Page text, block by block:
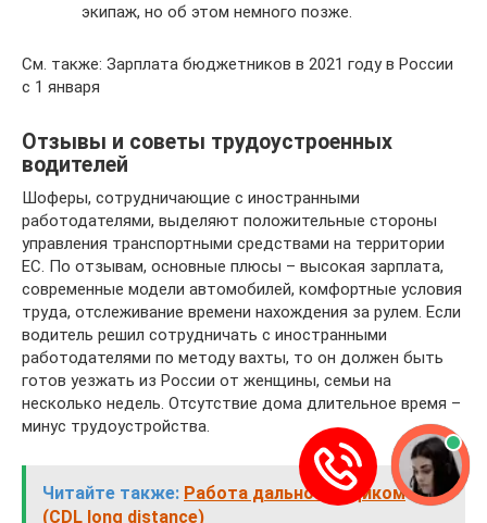
экипаж, но об этом немного позже.
См. также: Зарплата бюджетников в 2021 году в России
с 1 января
Отзывы и советы трудоустроенных
водителей
Шоферы, сотрудничающие с иностранными
работодателями, выделяют положительные стороны
управления транспортными средствами на территории
ЕС. По отзывам, основные плюсы – высокая зарплата,
современные модели автомобилей, комфортные условия
труда, отслеживание времени нахождения за рулем. Если
водитель решил сотрудничать с иностранными
работодателями по методу вахты, то он должен быть
готов уезжать из России от женщины, семьи на
несколько недель. Отсутствие дома длительное время –
минус трудоустройства.
Читайте также: Работа дальнобойщиком
(CDL long distance)